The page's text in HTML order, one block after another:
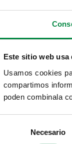
Este sitio web usa
Usamos cookies
compartimos
poden combinala
Necesario
novas medidas,
evitando todo
pandemia do
este período de
os seus servizos, e
incluíndo salario
de 2020.
Decreto,
se declara o